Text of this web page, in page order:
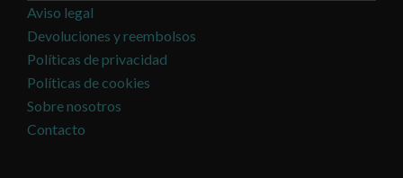
Aviso legal
Devoluciones y reembolsos
Políticas de privacidad
Políticas de cookies
Sobre nosotros
Contacto